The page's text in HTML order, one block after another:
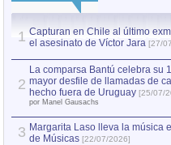
1 Capturan en Chile al último
el asesinato de Víctor Jara [27/
2
La comparsa Bantú celebra su
mayor desfile de llamadas de
hecho fuera de Uruguay [25/07/
por Manel Gausachs
3 Margarita Laso lleva la música
de Músicas [22/07/2026]